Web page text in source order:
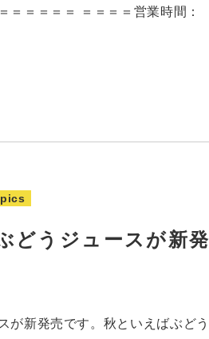
＝＝＝＝＝ ＝＝＝＝営業時間：
どうジュースが新発
が新発売です。秋といえばぶどう